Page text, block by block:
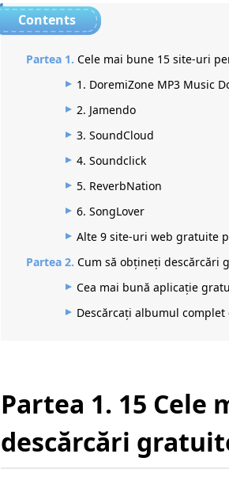
Partea 1. Cele mai bune 15 site-uri
1. DoremiZone MP3 Music
2. Jamendo
3. SoundCloud
4. Soundclick
5. ReverbNation
6. SongLover
Alte 9 site-uri web gratuite
Partea 2. Cum să obțineți descărcări
Cea mai bună aplicație
Descărcați albumul
Partea 1. 15
descărcări